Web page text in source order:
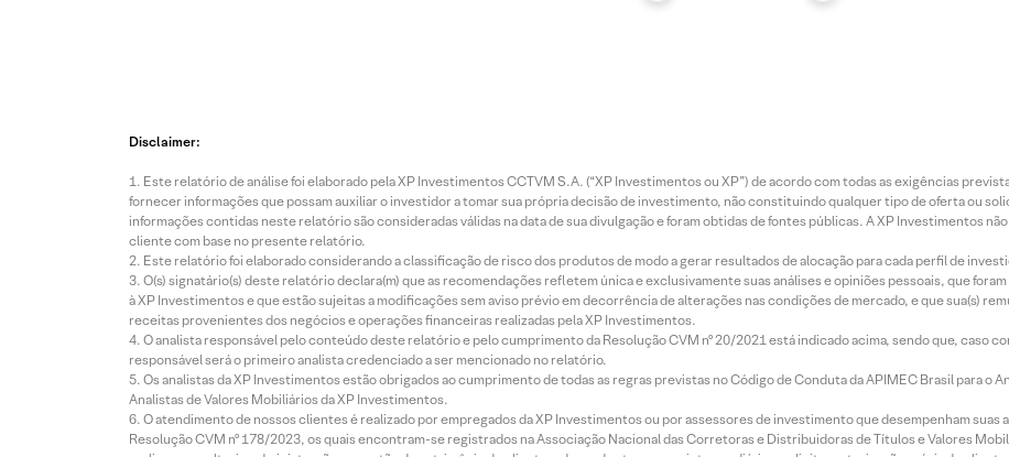
Disclaimer:
Este relatório de análise foi elaborado pela XP Investimentos CCTVM S.A. (“XP Investimentos ou XP”) de acordo com todas as exigências
fornecer informações que possam auxiliar o investidor a tomar sua própria decisão de investimento, não constituindo qualquer tipo de oferta ou
informações contidas neste relatório são consideradas válidas na data de sua divulgação e foram obtidas de fontes públicas. A XP Investimentos
cliente com base no presente relatório.
Este relatório foi elaborado considerando a classificação de risco dos produtos de modo a gerar resultados de alocação para cada perfil de
O(s) signatário(s) deste relatório declara(m) que as recomendações refletem única e exclusivamente suas análises e opiniões pessoais, que
à XP Investimentos e que estão sujeitas a modificações sem aviso prévio em decorrência de alterações nas condições de mercado, e que sua(s)
receitas provenientes dos negócios e operações financeiras realizadas pela XP Investimentos.
O analista responsável pelo conteúdo deste relatório e pelo cumprimento da Resolução CVM nº 20/2021 está indicado acima, sendo que, caso
responsável será o primeiro analista credenciado a ser mencionado no relatório.
Os analistas da XP Investimentos estão obrigados ao cumprimento de todas as regras previstas no Código de Conduta da APIMEC Brasil para o
Analistas de Valores Mobiliários da XP Investimentos.
O atendimento de nossos clientes é realizado por empregados da XP Investimentos ou por assessores de investimento que desempenham suas
Resolução CVM nº 178/2023, os quais encontram-se registrados na Associação Nacional das Corretoras e Distribuidoras de Títulos e Valores